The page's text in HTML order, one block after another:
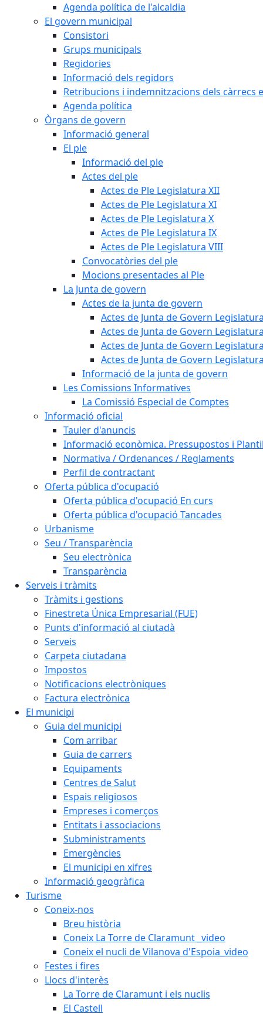
Agenda política de l'alcaldia
El govern municipal
Consistori
Grups municipals
Regidories
Informació dels regidors
Retribucions i indemnitzacions dels càrrecs
Agenda política
Òrgans de govern
Informació general
El ple
Informació del ple
Actes del ple
Actes de Ple Legislatura XII
Actes de Ple Legislatura XI
Actes de Ple Legislatura X
Actes de Ple Legislatura IX
Actes de Ple Legislatura VIII
Convocatòries del ple
Mocions presentades al Ple
La Junta de govern
Actes de la junta de govern
Actes de Junta de Govern
Actes de Junta de Govern
Actes de Junta de Govern
Actes de Junta de Govern
Informació de la junta de govern
Les Comissions Informatives
La Comissió Especial de Comptes
Informació oficial
Tauler d'anuncis
Informació econòmica. Pressupostos i
Normativa / Ordenances / Reglaments
Perfil de contractant
Oferta pública d'ocupació
Oferta pública d'ocupació En curs
Oferta pública d'ocupació Tancades
Urbanisme
Seu / Transparència
Seu electrònica
Transparència
Serveis i tràmits
Tràmits i gestions
Finestreta Única Empresarial (FUE)
Punts d'informació al ciutadà
Serveis
Carpeta ciutadana
Impostos
Notificacions electròniques
Factura electrònica
El municipi
Guia del municipi
Com arribar
Guia de carrers
Equipaments
Centres de Salut
Espais religiosos
Empreses i comerços
Entitats i associacions
Subministraments
Emergències
El municipi en xifres
Informació geogràfica
Turisme
Coneix-nos
Breu història
Coneix La Torre de Claramunt _video
Coneix el nucli de Vilanova d'Espoia_video
Festes i fires
Llocs d'interès
La Torre de Claramunt i els nuclis
El Castell